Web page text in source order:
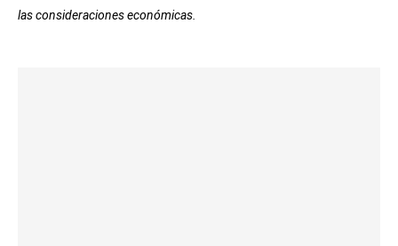
las consideraciones económicas.